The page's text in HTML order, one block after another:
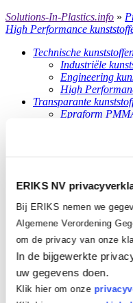
ERIKS NV
Bij ERIKS nemen we
Algemene Verordening
om de privacy van onze
In de bijgewerkte
uw gegevens doen.
Klik hier om onze
Solutions-In-Plastics.info »
High Performance
Technische
Industriële
Engineering
High
Transparante
Epraform
Composieten
Epragrate
Epragrate
Epragrate
Epracon
Epracon GVK
Matrijsproducten